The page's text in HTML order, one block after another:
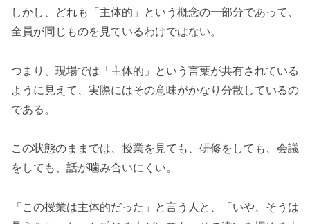
しかし、どれも「主体的」という概念の一部分であって、
全員が同じものを見ているわけではない。
つまり、現場では「主体的」という言葉が共有されている
ように見えて、実際にはその意味がかなり分散しているの
である。
この状態のままでは、授業を見ても、研修をしても、会議
をしても、話が噛み合いにくい。
「この授業は主体的だった」と言う人と、「いや、そうは